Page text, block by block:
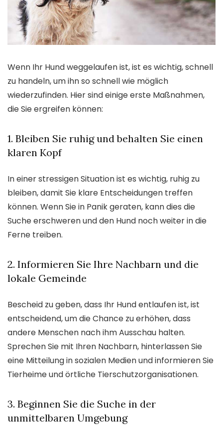
Wenn Ihr Hund weggelaufen ist, ist es wichtig, schnell
zu handeln, um ihn so schnell wie möglich
wiederzufinden. Hier sind einige erste Maßnahmen,
die Sie ergreifen können:
1. Bleiben Sie ruhig und behalten Sie einen
klaren Kopf
In einer stressigen Situation ist es wichtig, ruhig zu
bleiben, damit Sie klare Entscheidungen treffen
können. Wenn Sie in Panik geraten, kann dies die
Suche erschweren und den Hund noch weiter in die
Ferne treiben.
2. Informieren Sie Ihre Nachbarn und die
lokale Gemeinde
Bescheid zu geben, dass Ihr Hund entlaufen ist, ist
entscheidend, um die Chance zu erhöhen, dass
andere Menschen nach ihm Ausschau halten.
Sprechen Sie mit Ihren Nachbarn, hinterlassen Sie
eine Mitteilung in sozialen Medien und informieren Sie
Tierheime und örtliche Tierschutzorganisationen.
3. Beginnen Sie die Suche in der
unmittelbaren Umgebung